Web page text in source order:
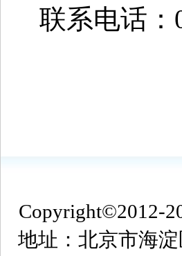
联系电话：
Copyright©2012-
地址：北京市海